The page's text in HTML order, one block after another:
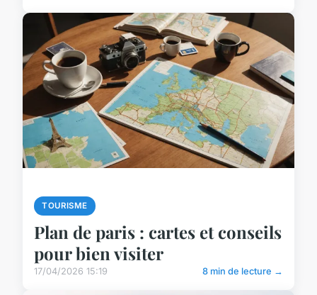
TOURISME
Plan de paris : cartes et conseils
pour bien visiter
17/04/2026 15:19 8 min de lecture →